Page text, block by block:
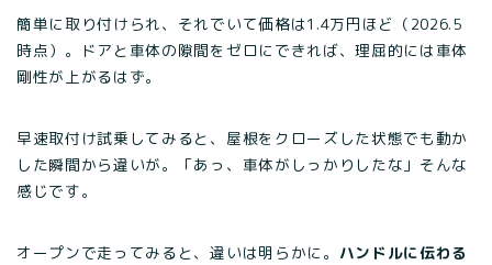
簡単に取り付けられ、それでいて価格は1.4万円ほど（2026.5
時点）。ドアと車体の隙間をゼロにできれば、理屈的には車体
剛性が上がるはず。
早速取付け試乗してみると、屋根をクローズした状態でも動か
した瞬間から違いが。「あっ、車体がしっかりしたな」そんな
感じです。
オープンで走ってみると、違いは明らかに。 ハンドルに伝わる